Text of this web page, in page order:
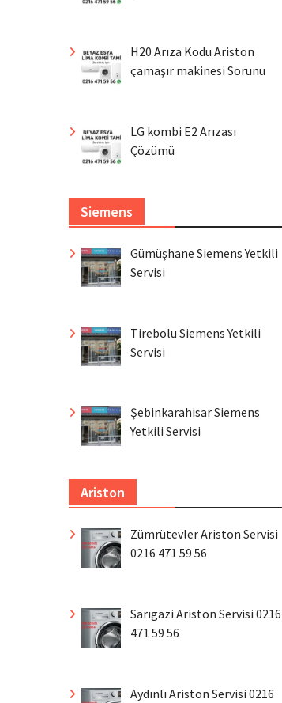
H20 Arıza Kodu Ariston
çamaşır makinesi Sorunu
LG kombi E2 Arızası
Çözümü
Siemens
Gümüşhane Siemens Yetkili
Servisi
Tirebolu Siemens Yetkili
Servisi
Şebinkarahisar Siemens
Yetkili Servisi
Ariston
Zümrütevler Ariston Servisi
0216 471 59 56
Sarıgazi Ariston Servisi 0216
471 59 56
Aydınlı Ariston Servisi 0216